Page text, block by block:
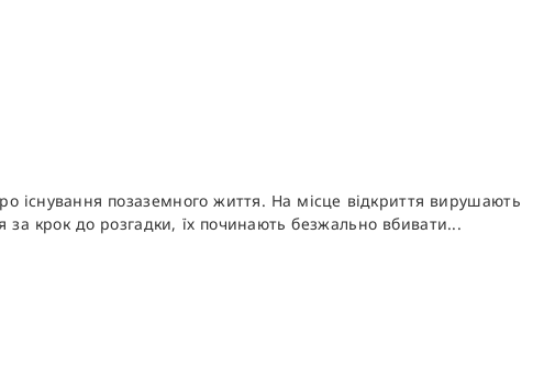
існування позаземного життя. На місце відкриття вирушають
за крок до розгадки, їх починають безжально вбивати...